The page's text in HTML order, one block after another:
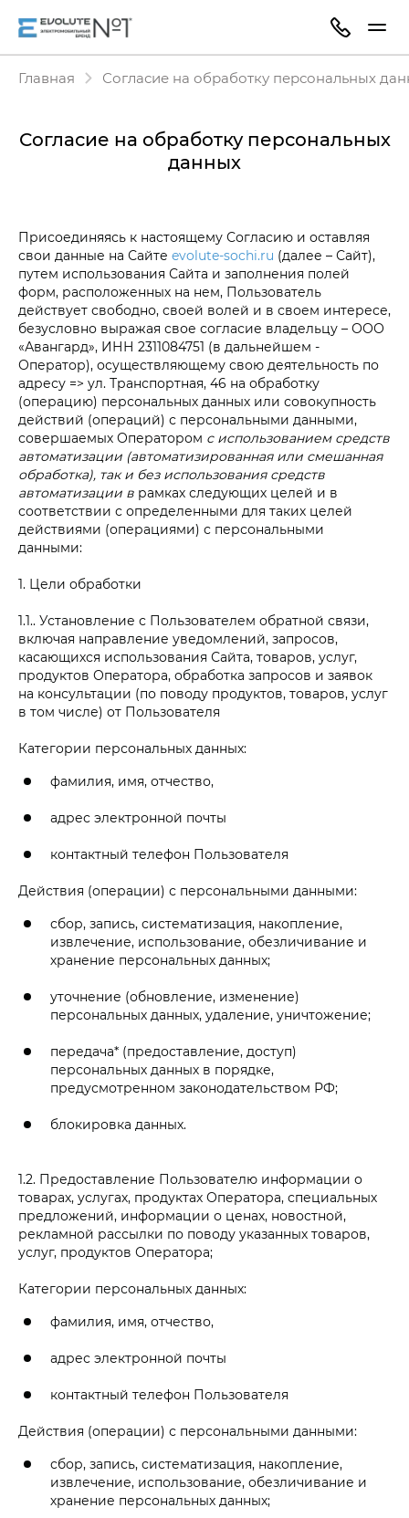
Главная Согласие на обработку персональных
Согласие на обработку персональных
данных
Присоединяясь к настоящему Согласию и оставляя
свои данные на Сайте evolute-sochi.ru (далее – Сайт),
путем использования Сайта и заполнения полей
форм, расположенных на нем, Пользователь
действует свободно, своей волей и в своем интересе,
безусловно выражая свое согласие владельцу – ООО
«Авангард», ИНН 2311084751 (в дальнейшем -
Оператор), осуществляющему свою деятельность по
адресу => ул. Транспортная, 46 на обработку
(операцию) персональных данных или совокупность
действий (операций) с персональными данными,
совершаемых Оператором с использованием средств
автоматизации (автоматизированная или смешанная
обработка), так и без использования средств
автоматизации в рамках следующих целей и в
соответствии с определенными для таких целей
действиями (операциями) с персональными
данными:
1. Цели обработки
1.1.. Установление с Пользователем обратной связи,
включая направление уведомлений, запросов,
касающихся использования Сайта, товаров, услуг,
продуктов Оператора, обработка запросов и заявок
на консультации (по поводу продуктов, товаров, услуг
в том числе) от Пользователя
Категории персональных данных:
фамилия, имя, отчество,
адрес электронной почты
контактный телефон Пользователя
Действия (операции) с персональными данными:
сбор, запись, систематизация, накопление,
извлечение, использование, обезличивание и
хранение персональных данных;
уточнение (обновление, изменение)
персональных данных, удаление, уничтожение;
передача* (предоставление, доступ)
персональных данных в порядке,
предусмотренном законодательством РФ;
блокировка данных.
1.2. Предоставление Пользователю информации о
товарах, услугах, продуктах Оператора, специальных
предложений, информации о ценах, новостной,
рекламной рассылки по поводу указанных товаров,
услуг, продуктов Оператора;
Категории персональных данных:
фамилия, имя, отчество,
адрес электронной почты
контактный телефон Пользователя
Действия (операции) с персональными данными:
сбор, запись, систематизация, накопление,
извлечение, использование, обезличивание и
хранение персональных данных;